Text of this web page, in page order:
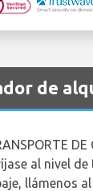
de
al nivel
llámenos